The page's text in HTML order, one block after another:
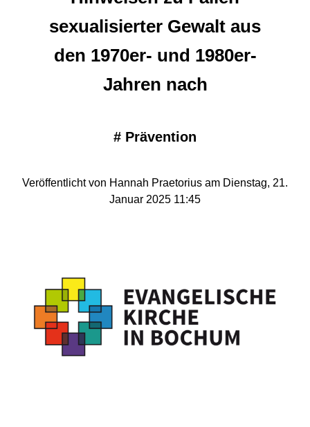
sexualisierter Gewalt aus
den 1970er- und 1980er-
Jahren nach
# Prävention
Veröffentlicht von Hannah Praetorius am Dienstag, 21.
Januar 2025 11:45